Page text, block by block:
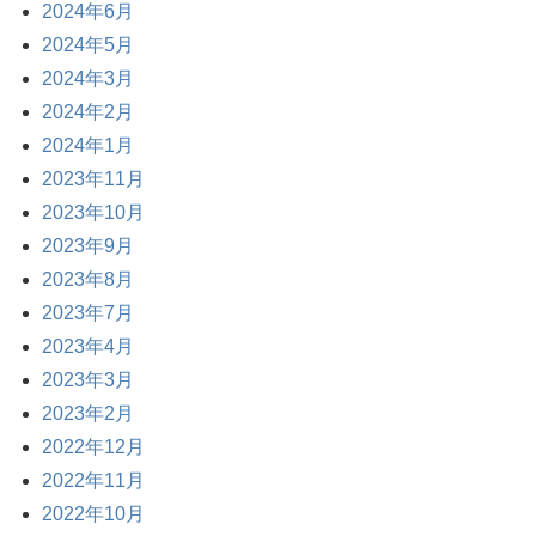
2024年6月
2024年5月
2024年3月
2024年2月
2024年1月
2023年11月
2023年10月
2023年9月
2023年8月
2023年7月
2023年4月
2023年3月
2023年2月
2022年12月
2022年11月
2022年10月